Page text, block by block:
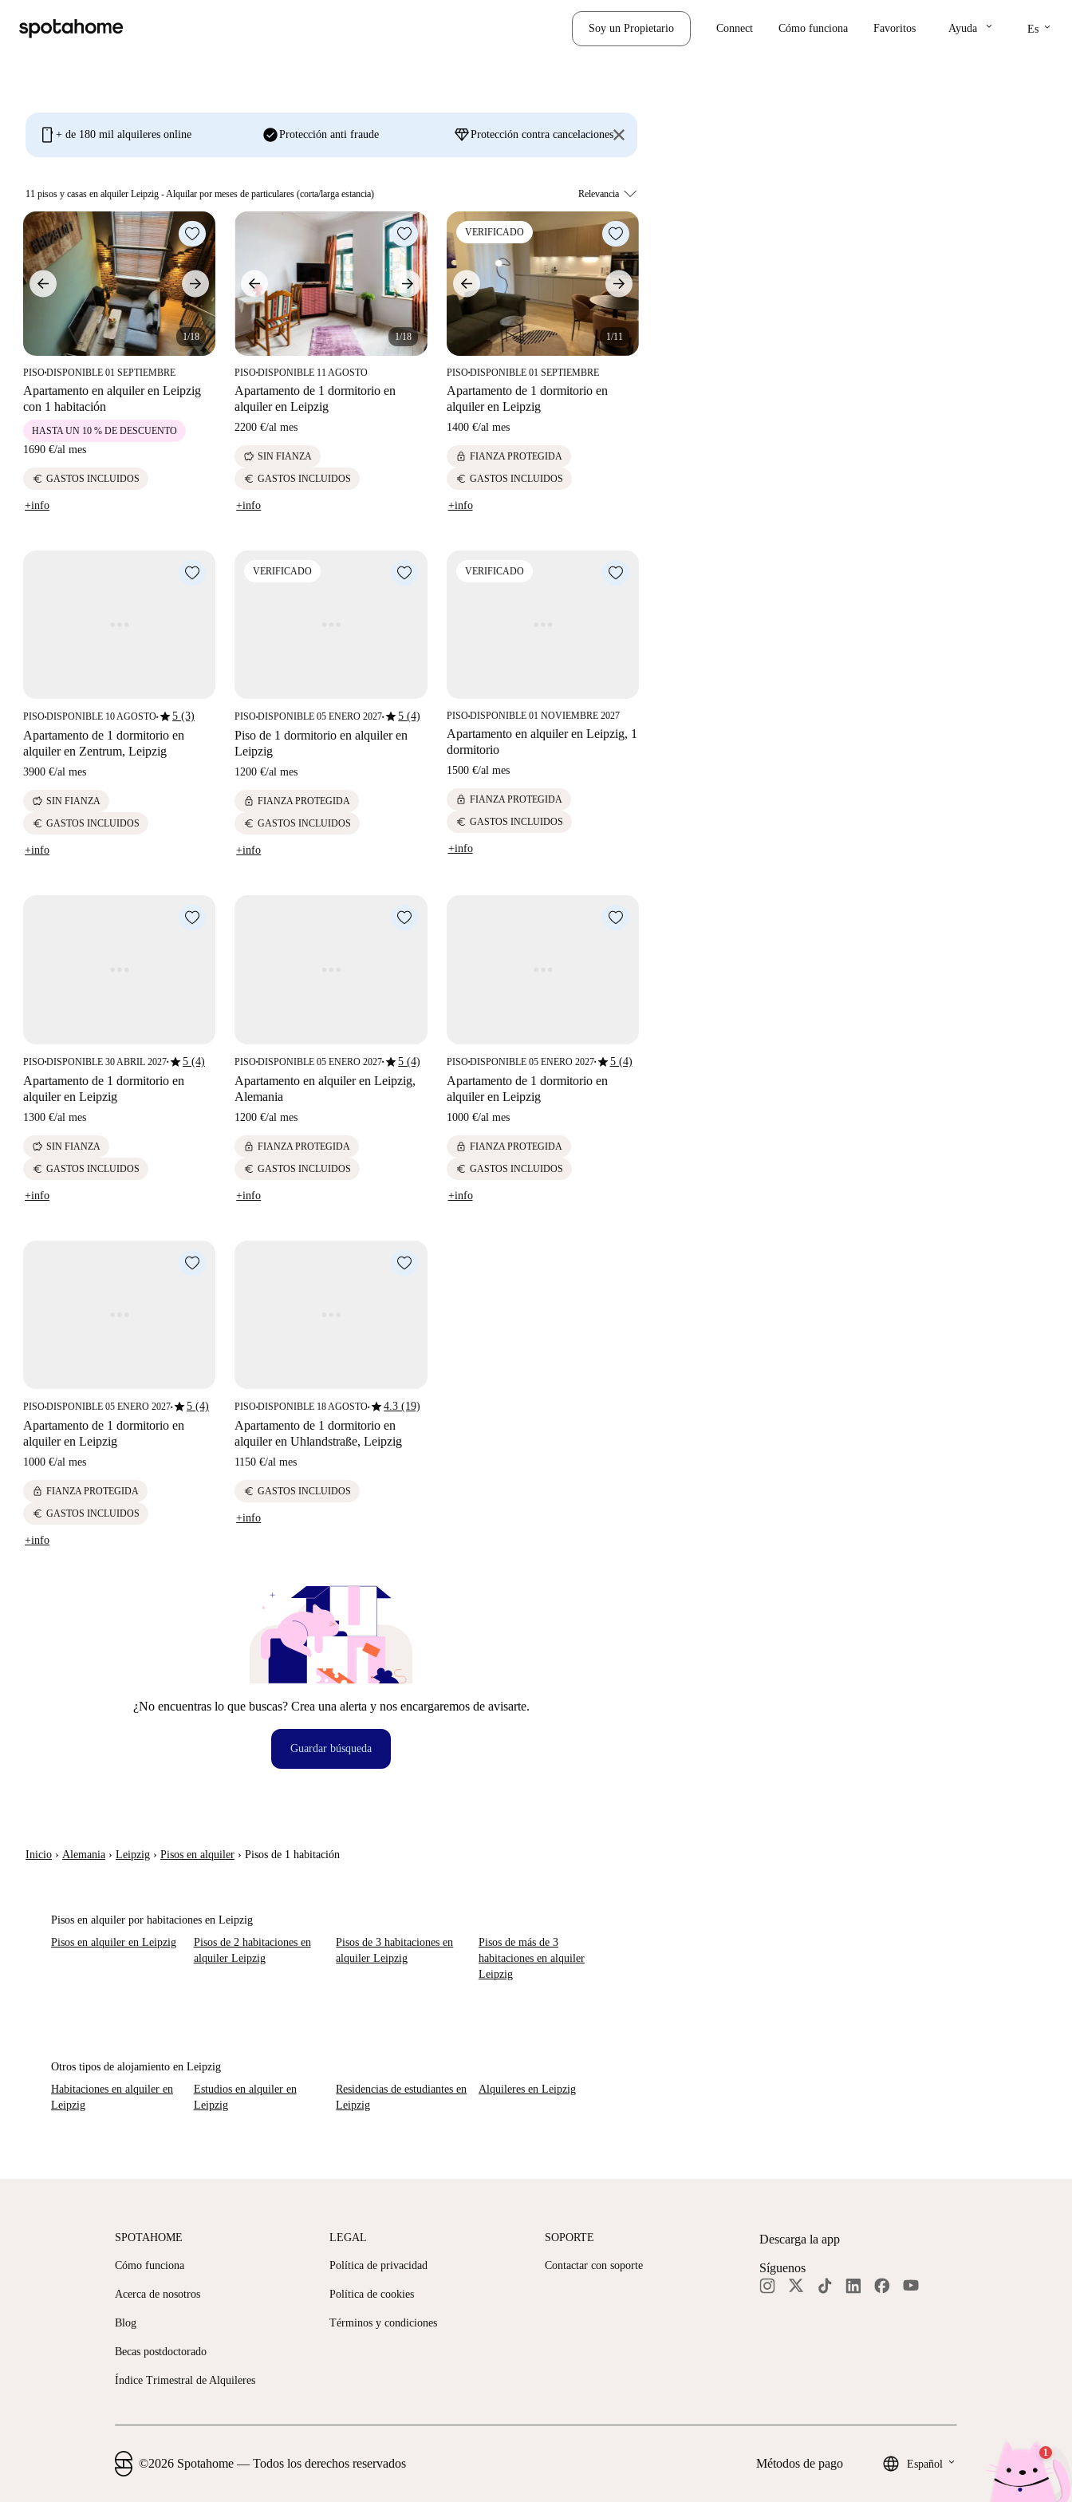
Soy un Propietario Connect Cómo funciona Favoritos Ayuda keyboard_arrow_down Es keyboard_arrow_down
mobile + de 180 mil alquileres online check_circleProtección anti fraude diamondProtección contra cancelaciones
11 pisos y casas en alquiler Leipzig - Alquilar por meses de particulares (corta/larga estancia)
1/18
PISO■DISPONIBLE 01 SEPTIEMBRE
Apartamento en alquiler en Leipzig
con 1 habitación
1690 €/al mes
HASTA UN 10 % DE DESCUENTO
euro GASTOS INCLUIDOS
+info
1/18
PISO■DISPONIBLE 11 AGOSTO
Apartamento de 1 dormitorio en
alquiler en Leipzig
2200 €/al mes
savings SIN FIANZA
euro GASTOS INCLUIDOS
+info
VERIFICADO
1/11
PISO■DISPONIBLE 01 SEPTIEMBRE
Apartamento de 1 dormitorio en
alquiler en Leipzig
1400 €/al mes
lock FIANZA PROTEGIDA
euro GASTOS INCLUIDOS
+info
PISO■DISPONIBLE 10 AGOSTO■star5 (3)
Apartamento de 1 dormitorio en
alquiler en Zentrum, Leipzig
3900 €/al mes
savings SIN FIANZA
euro GASTOS INCLUIDOS
+info
VERIFICADO
PISO■DISPONIBLE 05 ENERO 2027■star5 (4)
Piso de 1 dormitorio en alquiler en
Leipzig
1200 €/al mes
lock FIANZA PROTEGIDA
euro GASTOS INCLUIDOS
+info
VERIFICADO
PISO■DISPONIBLE 01 NOVIEMBRE 2027
Apartamento en alquiler en Leipzig, 1
dormitorio
1500 €/al mes
lock FIANZA PROTEGIDA
euro GASTOS INCLUIDOS
+info
PISO■DISPONIBLE 30 ABRIL 2027■star5 (4)
Apartamento de 1 dormitorio en
alquiler en Leipzig
1300 €/al mes
savings SIN FIANZA
euro GASTOS INCLUIDOS
+info
PISO■DISPONIBLE 05 ENERO 2027■star5 (4)
Apartamento en alquiler en Leipzig,
Alemania
1200 €/al mes
lock FIANZA PROTEGIDA
euro GASTOS INCLUIDOS
+info
PISO■DISPONIBLE 05 ENERO 2027■star5 (4)
Apartamento de 1 dormitorio en
alquiler en Leipzig
1000 €/al mes
lock FIANZA PROTEGIDA
euro GASTOS INCLUIDOS
+info
PISO■DISPONIBLE 05 ENERO 2027■star5 (4)
Apartamento de 1 dormitorio en
alquiler en Leipzig
1000 €/al mes
lock FIANZA PROTEGIDA
euro GASTOS INCLUIDOS
+info
PISO■DISPONIBLE 18 AGOSTO■star4.3 (19)
Apartamento de 1 dormitorio en
alquiler en Uhlandstraße, Leipzig
1150 €/al mes
euro GASTOS INCLUIDOS
+info
¿No encuentras lo que buscas? Crea una alerta y nos encargaremos de avisarte.
Guardar búsqueda
Inicio › Alemania › Leipzig › Pisos en alquiler › Pisos de 1 habitación
Pisos en alquiler por habitaciones en Leipzig
Pisos en alquiler en Leipzig
Pisos de 2 habitaciones en
alquiler Leipzig
Pisos de 3 habitaciones en
alquiler Leipzig
Pisos de más de 3
habitaciones en alquiler
Leipzig
Otros tipos de alojamiento en Leipzig
Habitaciones en alquiler en
Leipzig
Estudios en alquiler en
Leipzig
Residencias de estudiantes en
Leipzig
Alquileres en Leipzig
SPOTAHOME
Cómo funciona
Acerca de nosotros
Blog
Becas postdoctorado
Índice Trimestral de Alquileres
LEGAL
Política de privacidad
Política de cookies
Términos y condiciones
SOPORTE
Contactar con soporte
Descarga la app
Síguenos
©2026 Spotahome — Todos los derechos reservados Métodos de pago Español keyboard_arrow_down